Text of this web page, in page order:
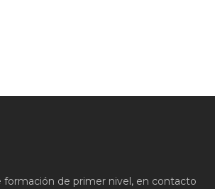
formación de primer nivel, en contacto